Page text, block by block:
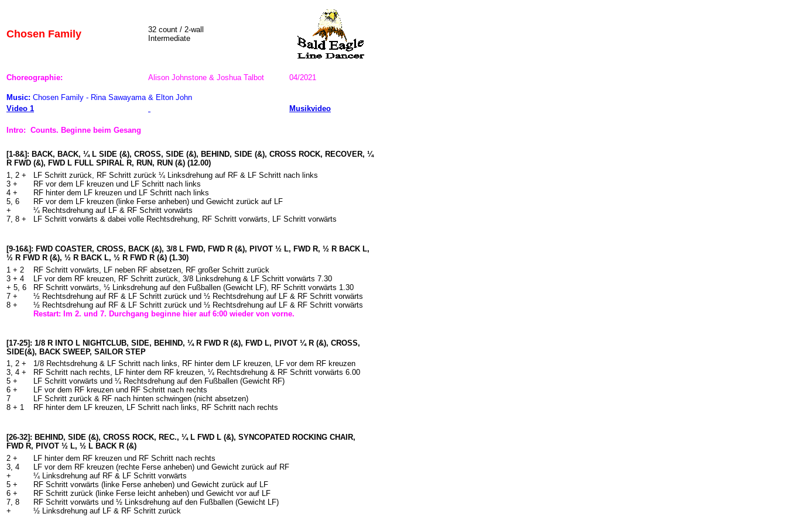
Chosen Family
32 count / 2-wall
Intermediate
Choreographie: Alison Johnstone & Joshua Talbot 04/2021
Music: Chosen Family - Rina Sawayama & Elton John
Video 1
Musikvideo
Intro: Counts. Beginne beim Gesang
[1-8&]: BACK, BACK, ¼ L SIDE (&), CROSS, SIDE (&), BEHIND, SIDE (&), CROSS ROCK, RECOVER, ¼
R FWD (&), FWD L FULL SPIRAL R, RUN, RUN (&) (12.00)
1, 2 +
3 +
4 +
5, 6
+
7, 8 +
LF Schritt zurück, RF Schritt zurück ¼ Linksdrehung auf RF & LF Schritt nach links
RF vor dem LF kreuzen und LF Schritt nach links
RF hinter dem LF kreuzen und LF Schritt nach links
RF vor dem LF kreuzen (linke Ferse anheben) und Gewicht zurück auf LF
¼ Rechtsdrehung auf LF & RF Schritt vorwärts
LF Schritt vorwärts & dabei volle Rechtsdrehung, RF Schritt vorwärts, LF Schritt vorwärts
[9-16&]: FWD COASTER, CROSS, BACK (&), 3/8 L FWD, FWD R (&), PIVOT ½ L, FWD R, ½ R BACK L,
½ R FWD R (&), ½ R BACK L, ½ R FWD R (&) (1.30)
1 + 2
3 + 4
+ 5, 6
7 +
8 +
RF Schritt vorwärts, LF neben RF absetzen, RF großer Schritt zurück
LF vor dem RF kreuzen, RF Schritt zurück, 3/8 Linksdrehung & LF Schritt vorwärts 7.30
RF Schritt vorwärts, ½ Linksdrehung auf den Fußballen (Gewicht LF), RF Schritt vorwärts 1.30
½ Rechtsdrehung auf RF & LF Schritt zurück und ½ Rechtsdrehung auf LF & RF Schritt vorwärts
½ Rechtsdrehung auf RF & LF Schritt zurück und ½ Rechtsdrehung auf LF & RF Schritt vorwärts
Restart: Im 2. und 7. Durchgang beginne hier auf 6:00 wieder von vorne.
[17-25]: 1/8 R INTO L NIGHTCLUB, SIDE, BEHIND, ¼ R FWD R (&), FWD L, PIVOT ¼ R (&), CROSS,
SIDE(&), BACK SWEEP, SAILOR STEP
1, 2 +
3, 4 +
5 +
6 +
7
8 + 1
1/8 Rechtsdrehung & LF Schritt nach links, RF hinter dem LF kreuzen, LF vor dem RF kreuzen
RF Schritt nach rechts, LF hinter dem RF kreuzen, ¼ Rechtsdrehung & RF Schritt vorwärts 6.00
LF Schritt vorwärts und ¼ Rechtsdrehung auf den Fußballen (Gewicht RF)
LF vor dem RF kreuzen und RF Schritt nach rechts
LF Schritt zurück & RF nach hinten schwingen (nicht absetzen)
RF hinter dem LF kreuzen, LF Schritt nach links, RF Schritt nach rechts
[26-32]: BEHIND, SIDE (&), CROSS ROCK, REC., ¼ L FWD L (&), SYNCOPATED ROCKING CHAIR,
FWD R, PIVOT ½ L, ½ L BACK R (&)
2 +
3, 4
+
5 +
6 +
7, 8
+
LF hinter dem RF kreuzen und RF Schritt nach rechts
LF vor dem RF kreuzen (rechte Ferse anheben) und Gewicht zurück auf RF
¼ Linksdrehung auf RF & LF Schritt vorwärts
RF Schritt vorwärts (linke Ferse anheben) und Gewicht zurück auf LF
RF Schritt zurück (linke Ferse leicht anheben) und Gewicht vor auf LF
RF Schritt vorwärts und ½ Linksdrehung auf den Fußballen (Gewicht LF)
½ Linksdrehung auf LF & RF Schritt zurück